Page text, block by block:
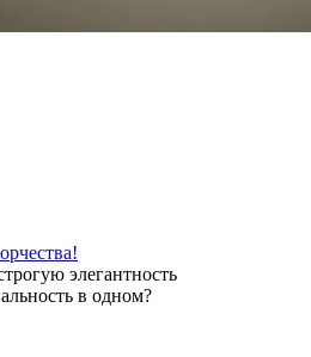
элегантность
в одном?